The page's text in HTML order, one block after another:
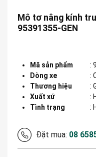
Mô tơ nâng kính
95391355-GEN
Mã sản phẩm :
Dòng xe
:
Thương hiệu
:
Xuất xứ
:
Tình trạng
:
Đặt mua: 08